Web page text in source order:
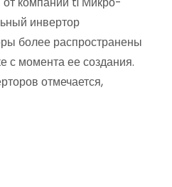
инвертор
более распространены
с момента ее создания.
отмечается,